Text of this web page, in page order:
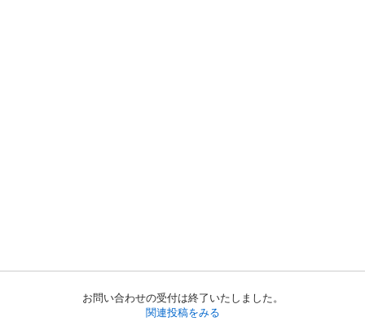
お問い合わせの受付は終了いたしました。
関連投稿をみる